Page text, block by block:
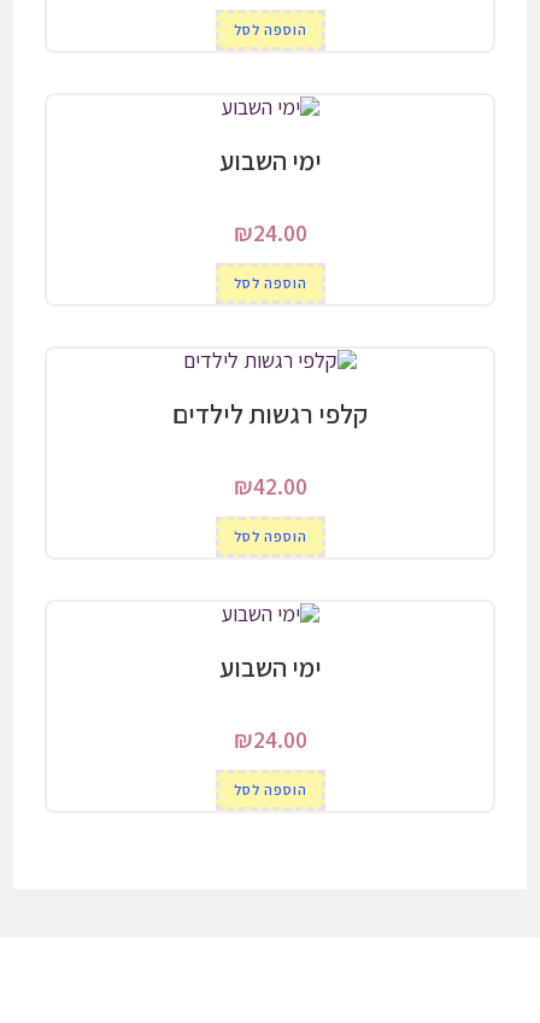
הוספה לסל
ימי השבוע
₪24.00
הוספה לסל
קלפי רגשות לילדים
₪42.00
הוספה לסל
ימי השבוע
₪24.00
הוספה לסל